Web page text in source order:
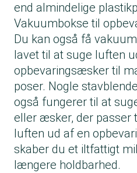
end almindelige
Vakuumbokse til
Du kan også få
lavet til at suge luften
opbevaringsæsker til
poser. Nogle
også fungerer til at
eller æsker, der passer
luften ud af en
skaber du et iltfattigt
længere holdbarhed.